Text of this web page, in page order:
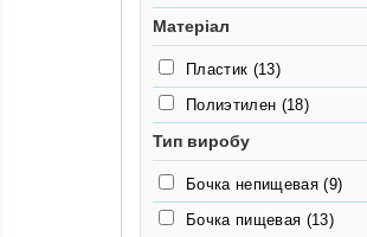
Матеріал
Пластик (13)
Полиэтилен (18)
Тип виробу
Бочка непищевая(9)
Бочка пищевая (13)